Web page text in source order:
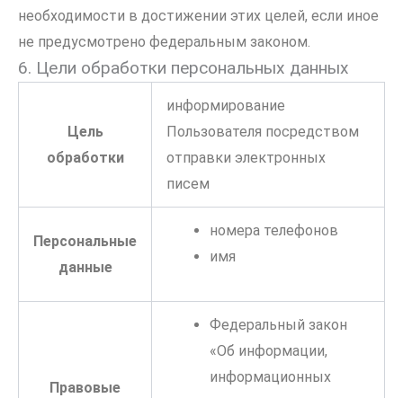
необходимости в достижении этих целей, если иное
не предусмотрено федеральным законом.
6. Цели обработки персональных данных
Цель
обработки
информирование
Пользователя посредством
отправки электронных
писем
Персональные
данные
номера телефонов
имя
Правовые
Федеральный закон
«Об информации,
информационных